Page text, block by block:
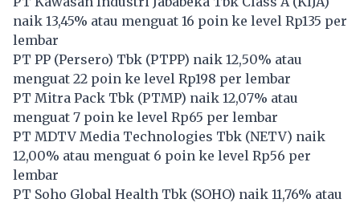
naik 13,45% atau menguat 16 poin ke level Rp135 per
lembar
PT PP (Persero) Tbk (PTPP) naik 12,50% atau
menguat 22 poin ke level Rp198 per lembar
PT Mitra Pack Tbk (PTMP) naik 12,07% atau
menguat 7 poin ke level Rp65 per lembar
PT MDTV Media Technologies Tbk (NETV) naik
12,00% atau menguat 6 poin ke level Rp56 per
lembar
PT Soho Global Health Tbk (SOHO) naik 11,76% atau